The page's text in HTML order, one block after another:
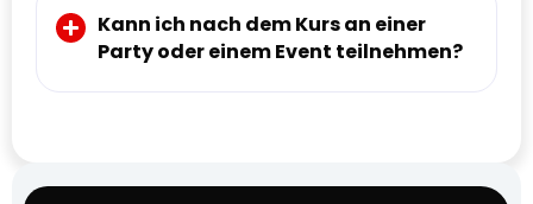
Kann ich nach dem Kurs an einer
Party oder einem Event teilnehmen?